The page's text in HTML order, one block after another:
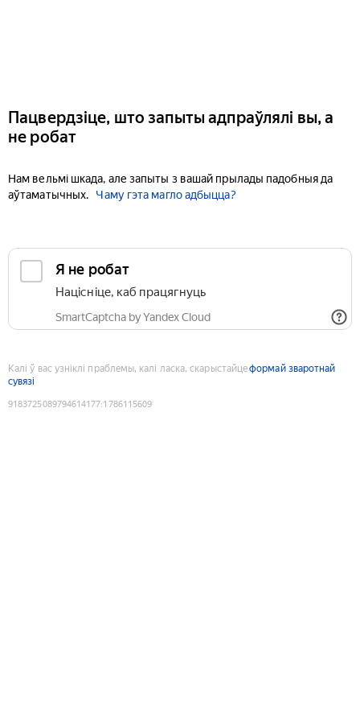
Пацвердзіце, што запыты адпраўлялі вы, а
не робат
Нам вельмі шкада, але запыты з вашай прылады падобныя да
аўтаматычных.
Чаму гэта магло адбыцца?
Я не робат
Націсніце, каб працягнуць
SmartCaptcha by Yandex Cloud
Калі ў вас узніклі праблемы, калі ласка, скарыстайцеформай зваротнай
сувязі
9183725089794614177:1786115609